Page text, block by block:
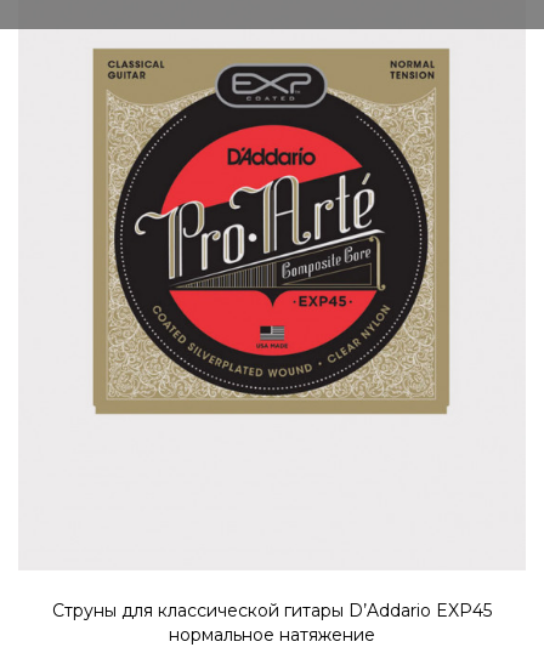
Струны для классической гитары D’Addario EXP45
нормальное натяжение